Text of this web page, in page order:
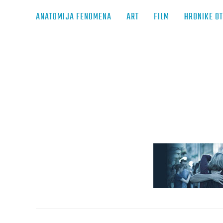
ANATOMIJA FENOMENA ART FILM HRONIKE